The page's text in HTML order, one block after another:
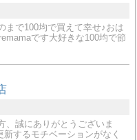
まで100均で買えて幸せ♪おは
です大好きな100均で節
、誠にありがとうございま
するモチベーションがなく